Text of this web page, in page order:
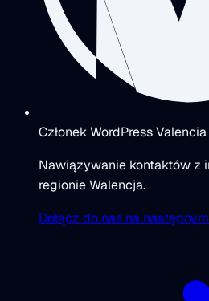
Członek WordPress Valencia
Nawiązywanie kontaktów z
regionie Walencja.
Dołącz do nas na